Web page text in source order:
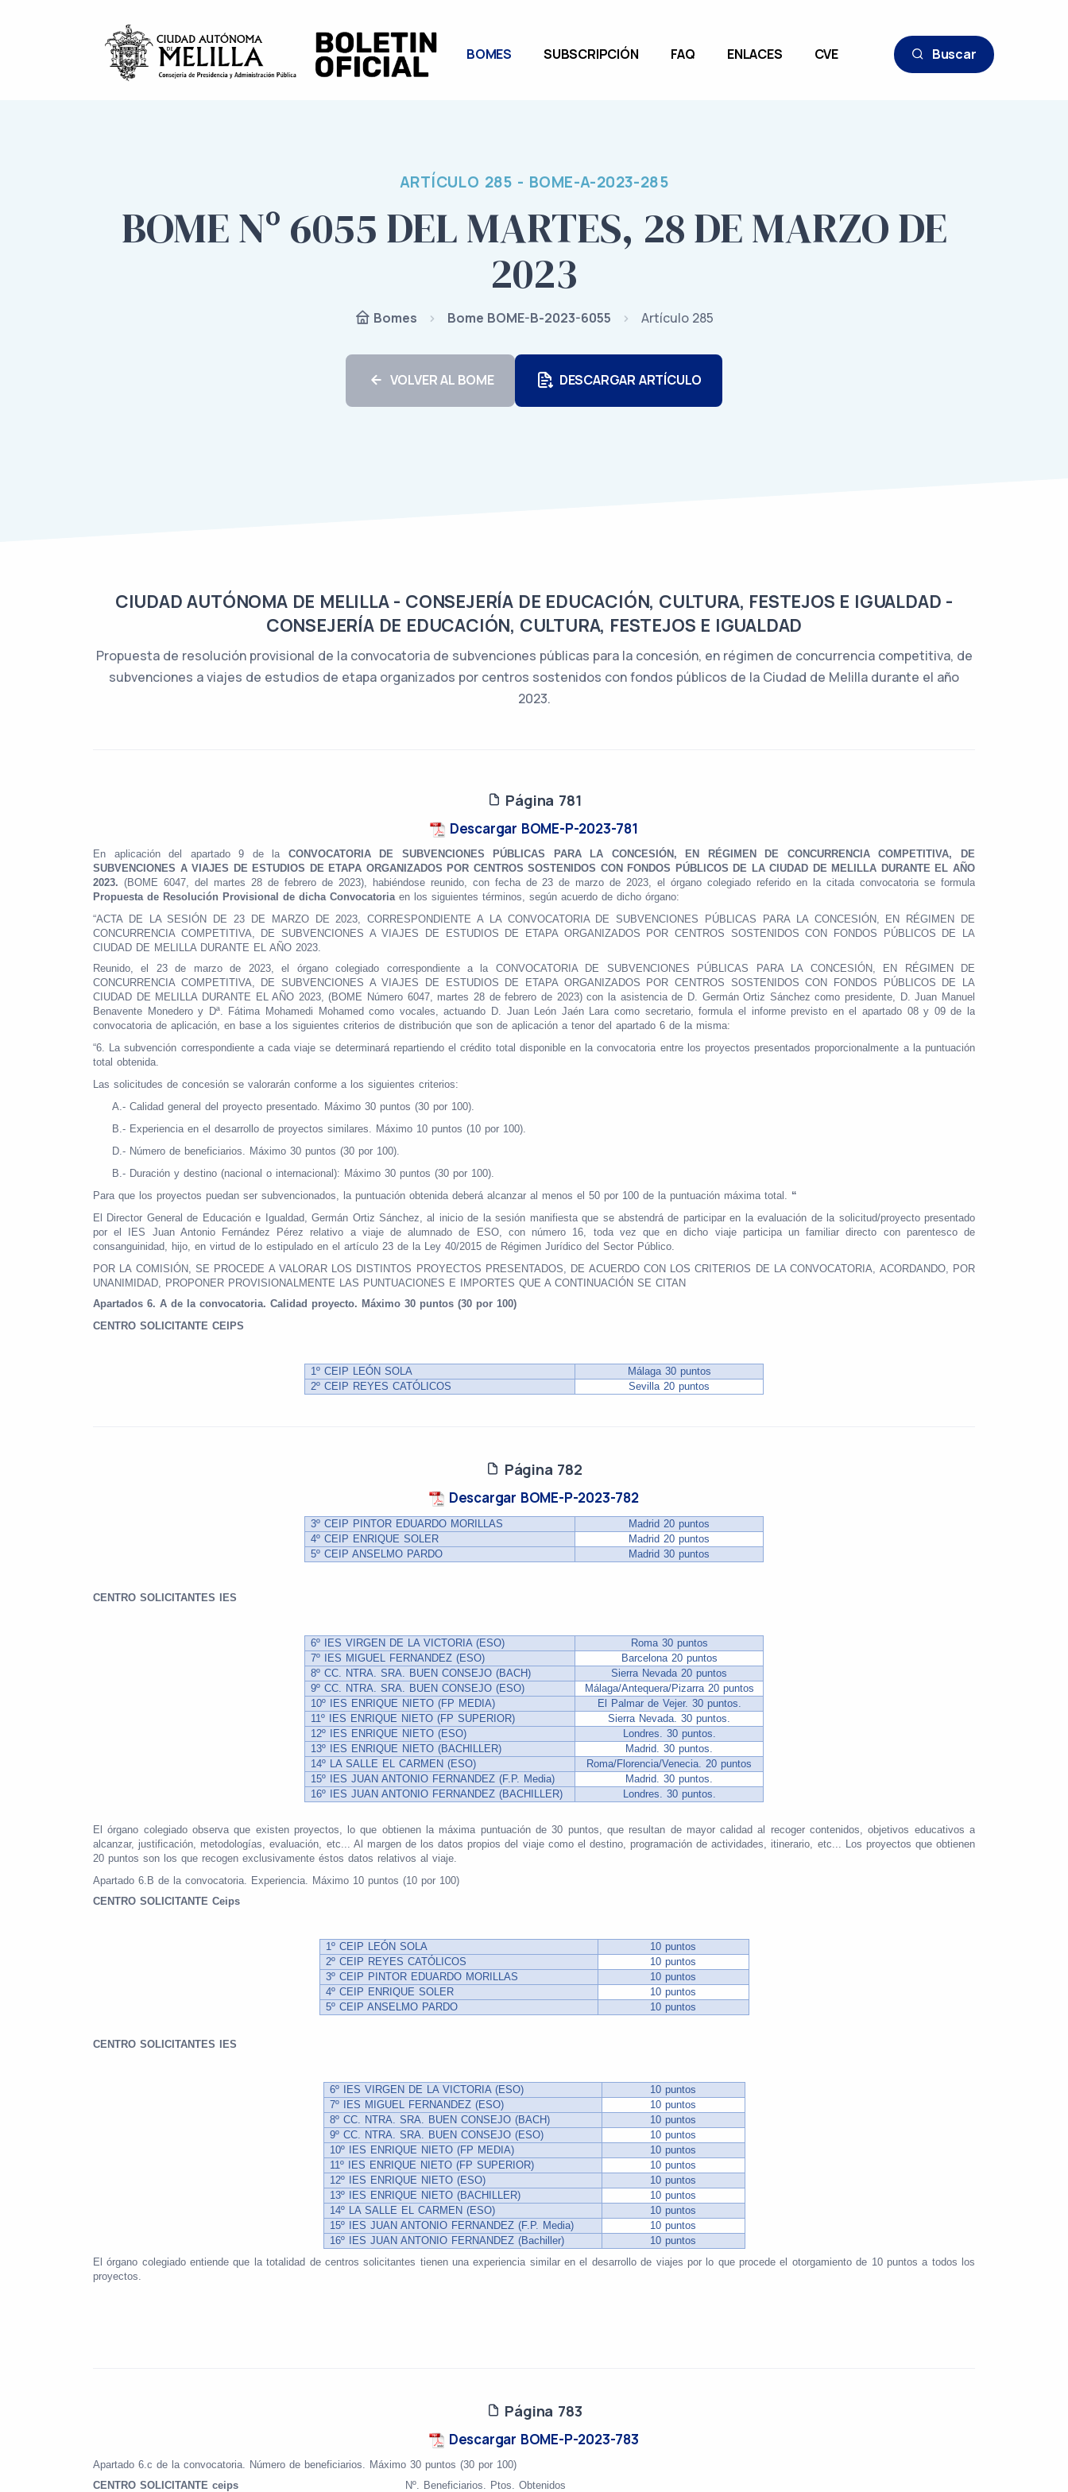
BOMES SUBSCRIPCIÓN FAQ ENLACES CVE Buscar
ARTÍCULO 285 - BOME-A-2023-285
BOME Nº 6055 DEL MARTES, 28 DE MARZO DE
2023
Bomes Bome BOME-B-2023-6055 Artículo 285
VOLVER AL BOME DESCARGAR ARTÍCULO
CIUDAD AUTÓNOMA DE MELILLA - CONSEJERÍA DE EDUCACIÓN, CULTURA, FESTEJOS E IGUALDAD -
CONSEJERÍA DE EDUCACIÓN, CULTURA, FESTEJOS E IGUALDAD
Propuesta de resolución provisional de la convocatoria de subvenciones públicas para la concesión, en régimen de concurrencia competitiva, de
subvenciones a viajes de estudios de etapa organizados por centros sostenidos con fondos públicos de la Ciudad de Melilla durante el año
2023.
Página 781
Descargar BOME-P-2023-781
En aplicación del apartado 9 de la CONVOCATORIA DE SUBVENCIONES PÚBLICAS PARA LA CONCESIÓN, EN RÉGIMEN DE CONCURRENCIA COMPETITIVA, DE
SUBVENCIONES A VIAJES DE ESTUDIOS DE ETAPA ORGANIZADOS POR CENTROS SOSTENIDOS CON FONDOS PÚBLICOS DE LA CIUDAD DE MELILLA DURANTE EL AÑO
2023. (BOME 6047, del martes 28 de febrero de 2023), habiéndose reunido, con fecha de 23 de marzo de 2023, el órgano colegiado referido en la citada convocatoria se formula
Propuesta de Resolución Provisional de dicha Convocatoria en los siguientes términos, según acuerdo de dicho órgano:
“ACTA DE LA SESIÓN DE 23 DE MARZO DE 2023, CORRESPONDIENTE A LA CONVOCATORIA DE SUBVENCIONES PÚBLICAS PARA LA CONCESIÓN, EN RÉGIMEN DE
CONCURRENCIA COMPETITIVA, DE SUBVENCIONES A VIAJES DE ESTUDIOS DE ETAPA ORGANIZADOS POR CENTROS SOSTENIDOS CON FONDOS PÚBLICOS DE LA
CIUDAD DE MELILLA DURANTE EL AÑO 2023.
Reunido, el 23 de marzo de 2023, el órgano colegiado correspondiente a la CONVOCATORIA DE SUBVENCIONES PÚBLICAS PARA LA CONCESIÓN, EN RÉGIMEN DE
CONCURRENCIA COMPETITIVA, DE SUBVENCIONES A VIAJES DE ESTUDIOS DE ETAPA ORGANIZADOS POR CENTROS SOSTENIDOS CON FONDOS PÚBLICOS DE LA
CIUDAD DE MELILLA DURANTE EL AÑO 2023, (BOME Número 6047, martes 28 de febrero de 2023) con la asistencia de D. Germán Ortiz Sánchez como presidente, D. Juan Manuel
Benavente Monedero y Dª. Fátima Mohamedi Mohamed como vocales, actuando D. Juan León Jaén Lara como secretario, formula el informe previsto en el apartado 08 y 09 de la
convocatoria de aplicación, en base a los siguientes criterios de distribución que son de aplicación a tenor del apartado 6 de la misma:
“6. La subvención correspondiente a cada viaje se determinará repartiendo el crédito total disponible en la convocatoria entre los proyectos presentados proporcionalmente a la puntuación
total obtenida.
Las solicitudes de concesión se valorarán conforme a los siguientes criterios:
A.- Calidad general del proyecto presentado. Máximo 30 puntos (30 por 100).
B.- Experiencia en el desarrollo de proyectos similares. Máximo 10 puntos (10 por 100).
D.- Número de beneficiarios. Máximo 30 puntos (30 por 100).
B.- Duración y destino (nacional o internacional): Máximo 30 puntos (30 por 100).
Para que los proyectos puedan ser subvencionados, la puntuación obtenida deberá alcanzar al menos el 50 por 100 de la puntuación máxima total. “
El Director General de Educación e Igualdad, Germán Ortiz Sánchez, al inicio de la sesión manifiesta que se abstendrá de participar en la evaluación de la solicitud/proyecto presentado
por el IES Juan Antonio Fernández Pérez relativo a viaje de alumnado de ESO, con número 16, toda vez que en dicho viaje participa un familiar directo con parentesco de
consanguinidad, hijo, en virtud de lo estipulado en el artículo 23 de la Ley 40/2015 de Régimen Jurídico del Sector Público.
POR LA COMISIÓN, SE PROCEDE A VALORAR LOS DISTINTOS PROYECTOS PRESENTADOS, DE ACUERDO CON LOS CRITERIOS DE LA CONVOCATORIA, ACORDANDO, POR
UNANIMIDAD, PROPONER PROVISIONALMENTE LAS PUNTUACIONES E IMPORTES QUE A CONTINUACIÓN SE CITAN
Apartados 6. A de la convocatoria. Calidad proyecto. Máximo 30 puntos (30 por 100)
CENTRO SOLICITANTE CEIPS
1º CEIP LEÓN SOLA
Málaga 30 puntos
2º CEIP REYES CATÓLICOS
Sevilla 20 puntos
Página 782
Descargar BOME-P-2023-782
3º CEIP PINTOR EDUARDO MORILLAS
Madrid 20 puntos
4º CEIP ENRIQUE SOLER
Madrid 20 puntos
5º CEIP ANSELMO PARDO
Madrid 30 puntos
CENTRO SOLICITANTES IES
6º IES VIRGEN DE LA VICTORIA (ESO)
Roma 30 puntos
7º IES MIGUEL FERNANDEZ (ESO)
Barcelona 20 puntos
8º CC. NTRA. SRA. BUEN CONSEJO (BACH)
Sierra Nevada 20 puntos
9º CC. NTRA. SRA. BUEN CONSEJO (ESO)
Málaga/Antequera/Pizarra 20 puntos
10º IES ENRIQUE NIETO (FP MEDIA)
El Palmar de Vejer. 30 puntos.
11º IES ENRIQUE NIETO (FP SUPERIOR)
Sierra Nevada. 30 puntos.
12º IES ENRIQUE NIETO (ESO)
Londres. 30 puntos.
13º IES ENRIQUE NIETO (BACHILLER)
Madrid. 30 puntos.
14º LA SALLE EL CARMEN (ESO)
Roma/Florencia/Venecia. 20 puntos
15º IES JUAN ANTONIO FERNANDEZ (F.P. Media)
Madrid. 30 puntos.
16º IES JUAN ANTONIO FERNANDEZ (BACHILLER)
Londres. 30 puntos.
El órgano colegiado observa que existen proyectos, lo que obtienen la máxima puntuación de 30 puntos, que resultan de mayor calidad al recoger contenidos, objetivos educativos a
alcanzar, justificación, metodologías, evaluación, etc... Al margen de los datos propios del viaje como el destino, programación de actividades, itinerario, etc... Los proyectos que obtienen
20 puntos son los que recogen exclusivamente éstos datos relativos al viaje.
Apartado 6.B de la convocatoria. Experiencia. Máximo 10 puntos (10 por 100)
CENTRO SOLICITANTE Ceips
1º CEIP LEÓN SOLA
10 puntos
2º CEIP REYES CATÓLICOS
10 puntos
3º CEIP PINTOR EDUARDO MORILLAS
10 puntos
4º CEIP ENRIQUE SOLER
10 puntos
5º CEIP ANSELMO PARDO
10 puntos
CENTRO SOLICITANTES IES
6º IES VIRGEN DE LA VICTORIA (ESO)
10 puntos
7º IES MIGUEL FERNANDEZ (ESO)
10 puntos
8º CC. NTRA. SRA. BUEN CONSEJO (BACH)
10 puntos
9º CC. NTRA. SRA. BUEN CONSEJO (ESO)
10 puntos
10º IES ENRIQUE NIETO (FP MEDIA)
10 puntos
11º IES ENRIQUE NIETO (FP SUPERIOR)
10 puntos
12º IES ENRIQUE NIETO (ESO)
10 puntos
13º IES ENRIQUE NIETO (BACHILLER)
10 puntos
14º LA SALLE EL CARMEN (ESO)
10 puntos
15º IES JUAN ANTONIO FERNANDEZ (F.P. Media)
10 puntos
16º IES JUAN ANTONIO FERNANDEZ (Bachiller)
10 puntos
El órgano colegiado entiende que la totalidad de centros solicitantes tienen una experiencia similar en el desarrollo de viajes por lo que procede el otorgamiento de 10 puntos a todos los
proyectos.
Página 783
Descargar BOME-P-2023-783
Apartado 6.c de la convocatoria. Número de beneficiarios. Máximo 30 puntos (30 por 100)
CENTRO SOLICITANTE ceips
Nº. Beneficiarios. Ptos. Obtenidos